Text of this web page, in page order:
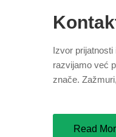
Izvor
razvijamo već
znače.
Read